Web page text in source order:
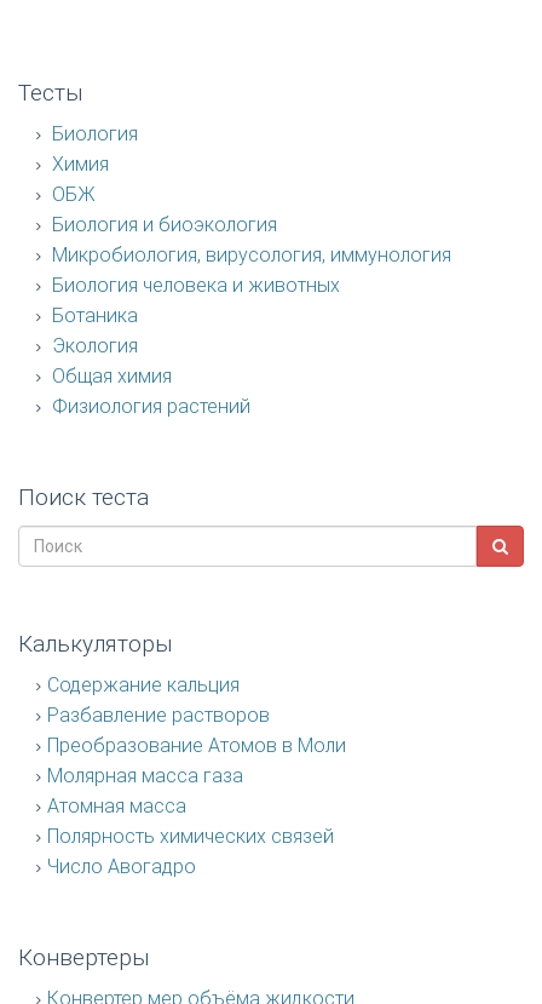
Тесты
Биология
Химия
ОБЖ
Биология и биоэкология
Микробиология, вирусология, иммунология
Биология человека и животных
Ботаника
Экология
Общая химия
Физиология растений
Поиск теста
Калькуляторы
Содержание кальция
Разбавление растворов
Преобразование Атомов в Моли
Молярная масса газа
Атомная масса
Полярность химических связей
Число Авогадро
Конвертеры
Конвертер мер объёма жидкости